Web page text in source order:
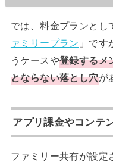
では、料金プランとし
ァミリープラン 」で
うケースや登録するメ
とならない落とし穴が
アプリ課金やコンテ
ファミリー共有が設定